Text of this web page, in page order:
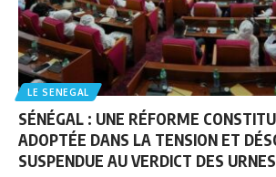
LE SENEGAL
SÉNÉGAL : UNE RÉFORME
ADOPTÉE DANS LA TENSION ET
SUSPENDUE AU VERDICT DES URNES